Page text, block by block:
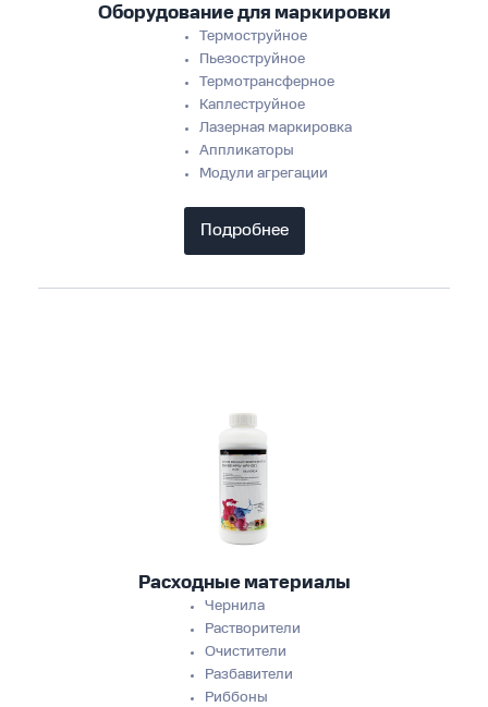
Оборудование для маркировки
Термоструйное
Пьезоструйное
Термотрансферное
Каплеструйное
Лазерная маркировка
Аппликаторы
Модули агрегации
Подробнее
Расходные материалы
Чернила
Растворители
Очистители
Разбавители
Риббоны